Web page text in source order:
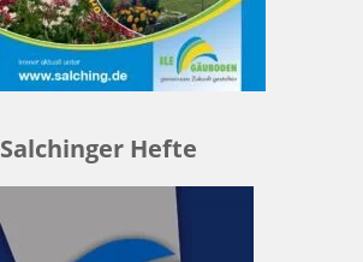
Salchinger Hefte